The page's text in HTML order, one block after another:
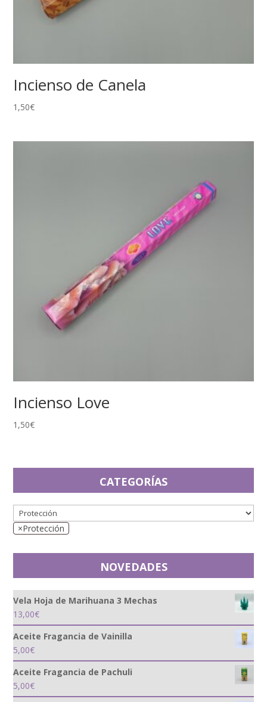
Incienso de Canela
1,50€
Incienso Love
1,50€
CATEGORÍAS
×Protección
NOVEDADES
Vela Hoja de Marihuana 3 Mechas
13,00€
Aceite Fragancia de Vainilla
5,00€
Aceite Fragancia de Pachuli
5,00€